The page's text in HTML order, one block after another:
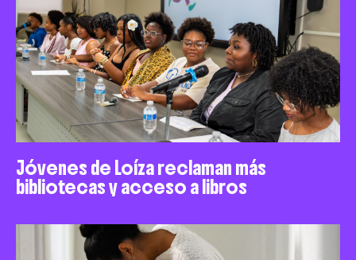
Jóvenes de Loíza reclaman más
bibliotecas y acceso a libros